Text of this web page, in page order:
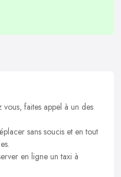
faites appel à un des
sans soucis et en tout
en ligne un taxi à